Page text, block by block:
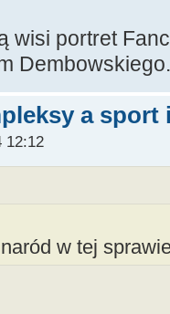
wisi portret
Dembowskiego.
a sport
12:12
w tej